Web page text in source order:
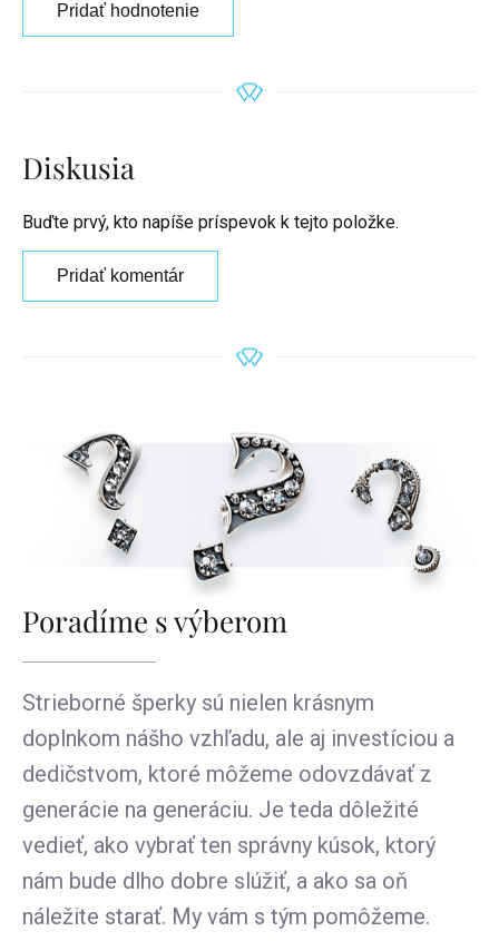
Pridať hodnotenie
Diskusia
Buďte prvý, kto napíše príspevok k tejto položke.
Pridať komentár
Poradíme s výberom
Strieborné šperky sú nielen krásnym
doplnkom nášho vzhľadu, ale aj investíciou a
dedičstvom, ktoré môžeme odovzdávať z
generácie na generáciu. Je teda dôležité
vedieť, ako vybrať ten správny kúsok, ktorý
nám bude dlho dobre slúžiť, a ako sa oň
náležite starať. My vám s tým pomôžeme.